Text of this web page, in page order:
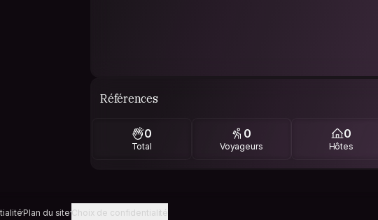
Références
0
Total
0
Voyageurs
0
Hôtes
Plan du siteChoix de confidentialité